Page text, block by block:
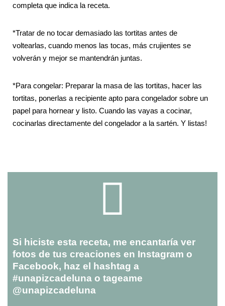
completa que indica la receta.
*Tratar de no tocar demasiado las tortitas antes de
voltearlas, cuando menos las tocas, más crujientes se
volverán y mejor se mantendrán juntas.
*Para congelar: Preparar la masa de las tortitas, hacer las
tortitas, ponerlas a recipiente apto para congelador sobre un
papel para hornear y listo. Cuando las vayas a cocinar,
cocinarlas directamente del congelador a la sartén. Y listas!
Si hiciste esta receta, me encantaría ver
fotos de tus creaciones en Instagram o
Facebook, haz el hashtag a
#unapizcadeluna o tageame
@unapizcadeluna